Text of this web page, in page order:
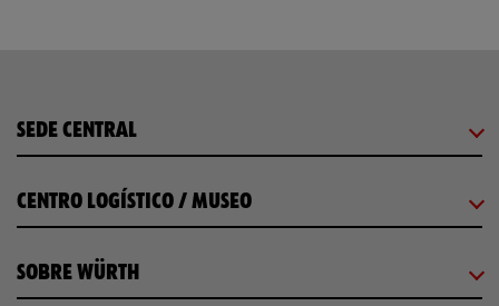
SEDE CENTRAL
CENTRO LOGÍSTICO / MUSEO
SOBRE WÜRTH